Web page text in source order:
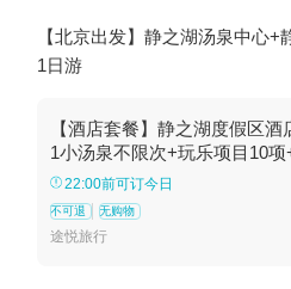
【北京出发】静之湖汤泉中心+
1日游
【酒店套餐】静之湖度假区酒
1小汤泉不限次+玩乐项目10项
子农场+50元餐饮券+早餐
22:00前可订今日
不可退 无购物
途悦旅行